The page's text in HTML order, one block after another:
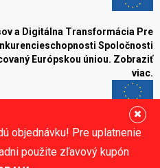
objednávku! Pre uplatnenie
použite zľavový kupón
a Digitálna Transformácia Pre
Spoločnosti
Európskou úniou. Zobraziť
viac.